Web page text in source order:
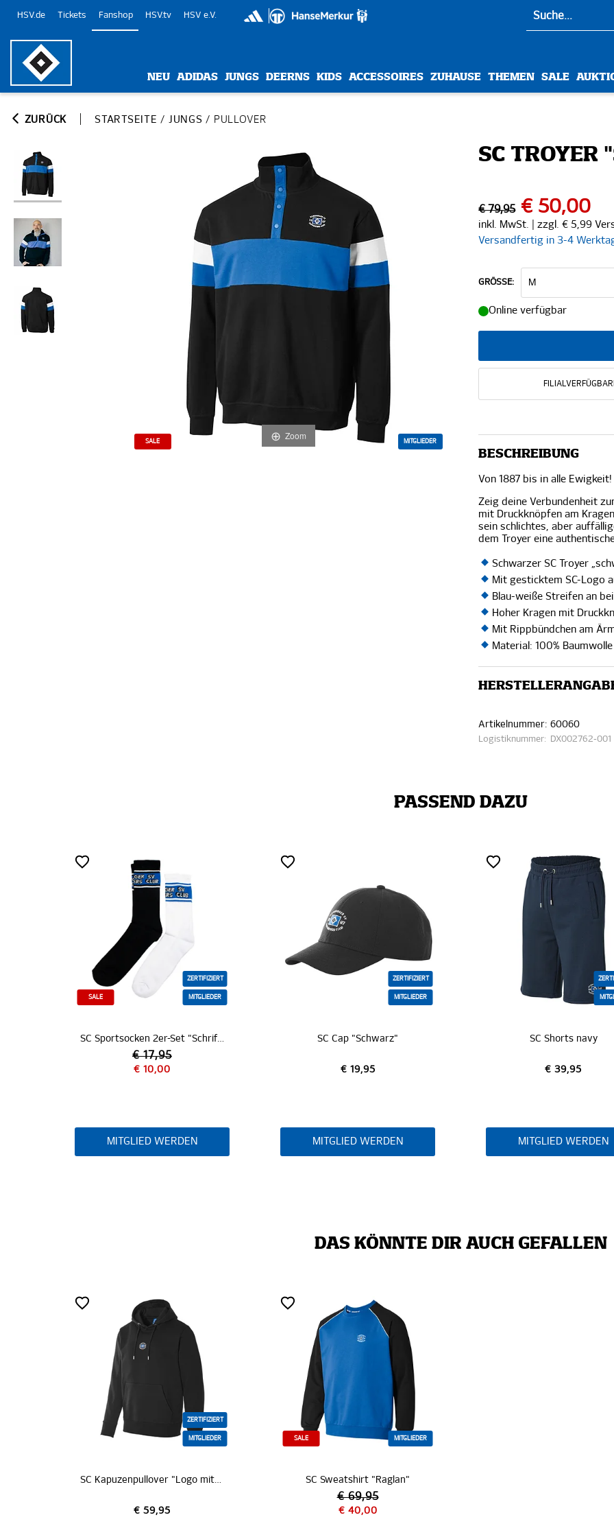
HSV.de Tickets Fanshop HSV.tv HSV e.V.
NEU ADIDAS JUNGS DEERNS KIDS ACCESSOIRES ZUHAUSE THEMEN SALE
ZURÜCK STARTSEITE / JUNGS / PULLOVER
Zoom
SALE MITGLIEDER
SC TROYER
€ 79,95 € 50,00
inkl. MwSt. | zzgl. € 5,99
Versandfertig in 3-4
GRÖSSE:
Online verfügbar
BESCHREIBUNG
Von 1887 bis in alle Ewigkeit!
Zeig deine Verbundenheit
mit Druckknöpfen am
sein schlichtes, aber
dem Troyer eine
Schwarzer SC Troyer
Mit gesticktem SC-Logo
Blau-weiße Streifen an
Hoher Kragen mit
Mit Rippbündchen am
Material: 100%
Artikelnummer: 60060
Logistiknummer: DX002762-001
PASSEND DAZU
SALE
ZERTIFIZIERT
MITGLIEDER
SC Sportsocken 2er-Set "Schriftzug"
€ 17,95
€ 10,00
MITGLIED WERDEN
ZERTIFIZIERT
MITGLIEDER
SC Cap "Schwarz"
€ 19,95
MITGLIED WERDEN
SC Shorts navy
€ 39,95
MITGLIED WERDEN
DAS KÖNNTE DIR AUCH GEFALLEN
ZERTIFIZIERT
MITGLIEDER
SC Kapuzenpullover "Logo mittig schwarz"
€ 59,95
SALE MITGLIEDER
SC Sweatshirt "Raglan"
€ 69,95
€ 40,00